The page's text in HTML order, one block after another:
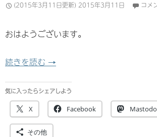
(2015年3月11日更新) 2015年3月11日 コメ
おはようございます。
続きを読む 京都市シェイクアウト訓練が
→
気に入ったらシェアしよう
X Facebook
その他